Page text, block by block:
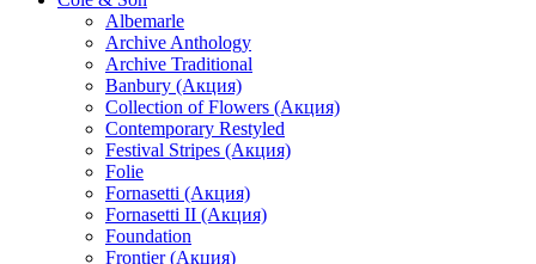
Albemarle
Archive Anthology
Archive Traditional
Banbury (Акция)
Collection of Flowers (Акция)
Contemporary Restyled
Festival Stripes (Акция)
Folie
Fornasetti (Акция)
Fornasetti II (Акция)
Foundation
Frontier (Акция)